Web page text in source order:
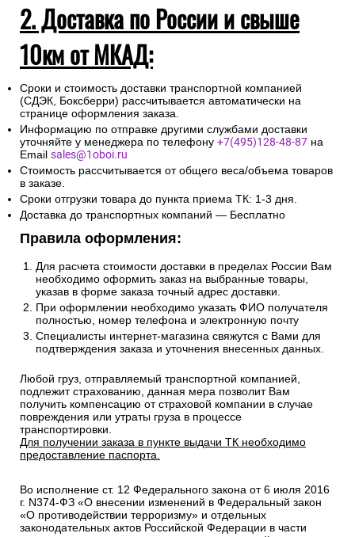
2. Доставка по России и свыше
10км от МКАД:
Сроки и стоимость доставки транспортной компанией
(СДЭК, Боксберри) рассчитывается автоматически на
странице оформления заказа.
Информацию по отправке другими службами доставки
уточняйте у менеджера по телефону +7(495)128-48-87 на
Email sales@1oboi.ru
Стоимость рассчитывается от общего веса/объема товаров
в заказе.
Сроки отгрузки товара до пункта приема ТК: 1-3 дня.
Доставка до транспортных компаний — Бесплатно
Правила оформления:
Для расчета стоимости доставки в пределах России Вам
необходимо оформить заказ на выбранные товары,
указав в форме заказа точный адрес доставки.
При оформлении необходимо указать ФИО получателя
полностью, номер телефона и электронную почту
Специалисты интернет-магазина свяжутся с Вами для
подтверждения заказа и уточнения внесенных данных.
Любой груз, отправляемый транспортной компанией,
подлежит страхованию, данная мера позволит Вам
получить компенсацию от страховой компании в случае
повреждения или утраты груза в процессе
транспортировки.
Для получении заказа в пункте выдачи ТК необходимо
предоставление паспорта.
Во исполнение ст. 12 Федерального закона от 6 июля 2016
г. N374-ФЗ «О внесении изменений в Федеральный закон
«О противодействии терроризму» и отдельных
законодательных актов Российской Федерации в части